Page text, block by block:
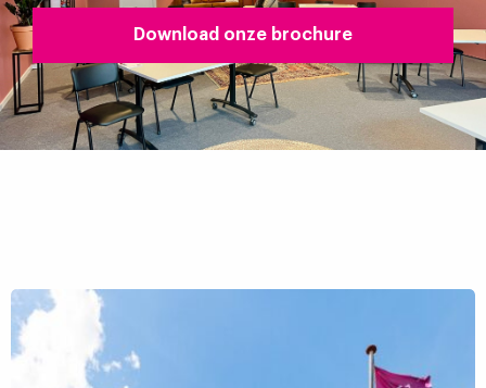
Download onze brochure